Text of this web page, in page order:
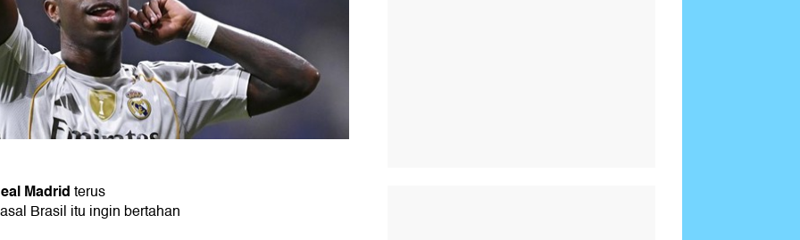
Madridterus
Brasil itu ingin bertahan